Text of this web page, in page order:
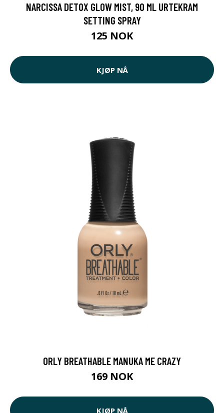
NARCISSA DETOX GLOW MIST, 90 ML URTEKRAM
SETTING SPRAY
125 NOK
KJØP NÅ
ORLY BREATHABLE MANUKA ME CRAZY
169 NOK
KJØP NÅ